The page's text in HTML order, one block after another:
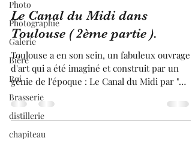
Photo
Photographie
Galerie
Bière
Roi
Brasserie
distillerie
chapiteau
Franck BRUGUIERE
13 déc. 2023
4 min de lecture
Le Canal du Midi dans
Toulouse ( 2ème partie ).
Toulouse a en son sein, un fabuleux ouvrage
d'art qui a été imaginé et construit par un
génie de l'époque : Le Canal du Midi par "
Pierre Paul Riquet ". Je vous rappelle que ce
magnifique ouvrage est le trait d'union,